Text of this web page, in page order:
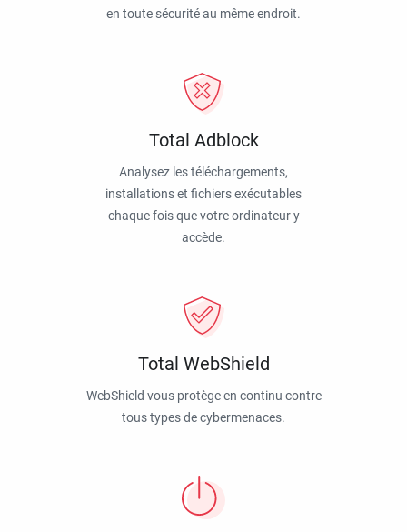
en toute sécurité au même endroit.
Total Adblock
Analysez les téléchargements,
installations et fichiers exécutables
chaque fois que votre ordinateur y
accède.
Total WebShield
WebShield vous protège en continu contre
tous types de cybermenaces.